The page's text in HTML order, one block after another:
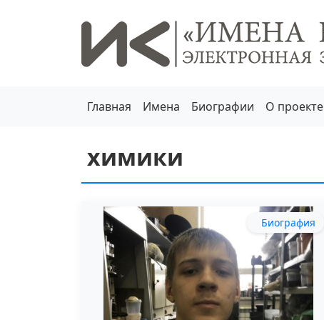
Главная Имена Биографии О проекте
химики
Биография